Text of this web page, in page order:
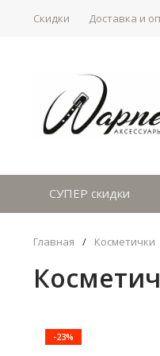
Скидки Доставка и
СУПЕР скидки
Главная / Косметички
-23%